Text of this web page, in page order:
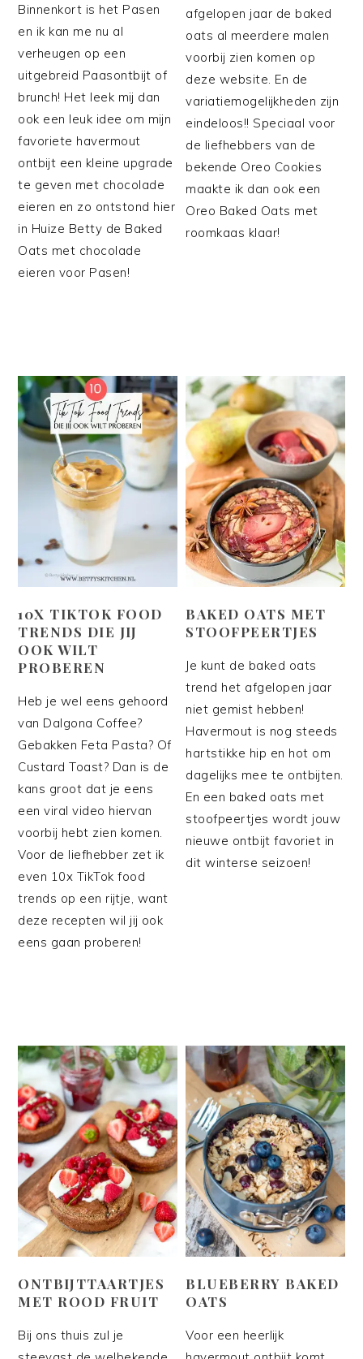
Binnenkort is het Pasen
en ik kan me nu al
verheugen op een
uitgebreid Paasontbijt of
brunch! Het leek mij dan
ook een leuk idee om mijn
favoriete havermout
ontbijt een kleine upgrade
te geven met chocolade
eieren en zo ontstond hier
in Huize Betty de Baked
Oats met chocolade
eieren voor Pasen!
afgelopen jaar de baked
oats al meerdere malen
voorbij zien komen op
deze website. En de
variatiemogelijkheden zijn
eindeloos!! Speciaal voor
de liefhebbers van de
bekende Oreo Cookies
maakte ik dan ook een
Oreo Baked Oats met
roomkaas klaar!
10X TIKTOK FOOD
TRENDS DIE JIJ
OOK WILT
PROBEREN
Heb je wel eens gehoord
van Dalgona Coffee?
Gebakken Feta Pasta? Of
Custard Toast? Dan is de
kans groot dat je eens
een viral video hiervan
voorbij hebt zien komen.
Voor de liefhebber zet ik
even 10x TikTok food
trends op een rijtje, want
deze recepten wil jij ook
eens gaan proberen!
BAKED OATS MET
STOOFPEERTJES
Je kunt de baked oats
trend het afgelopen jaar
niet gemist hebben!
Havermout is nog steeds
hartstikke hip en hot om
dagelijks mee te ontbijten.
En een baked oats met
stoofpeertjes wordt jouw
nieuwe ontbijt favoriet in
dit winterse seizoen!
ONTBIJTTAARTJES
MET ROOD FRUIT
Bij ons thuis zul je
BLUEBERRY BAKED
OATS
Voor een heerlijk